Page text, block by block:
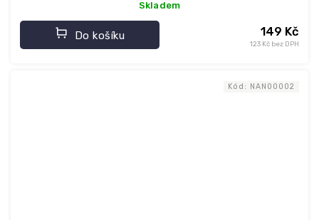
Skladem
123 Kč bez DPH
149 Kč
Do košíku
Kód: NAN00002